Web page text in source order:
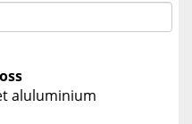
aluluminium